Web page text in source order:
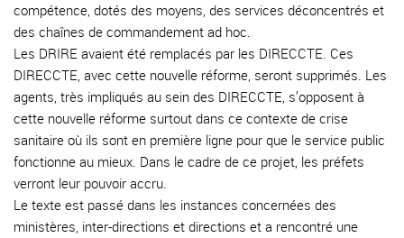
compétence, dotés des moyens, des services déconcentrés et
des chaînes de commandement ad hoc.
Les DRIRE avaient été remplacés par les DIRECCTE. Ces
DIRECCTE, avec cette nouvelle réforme, seront supprimés. Les
agents, très impliqués au sein des DIRECCTE, s’opposent à
cette nouvelle réforme surtout dans ce contexte de crise
sanitaire où ils sont en première ligne pour que le service public
fonctionne au mieux. Dans le cadre de ce projet, les préfets
verront leur pouvoir accru.
Le texte est passé dans les instances concernées des
ministères, inter-directions et directions et a rencontré une